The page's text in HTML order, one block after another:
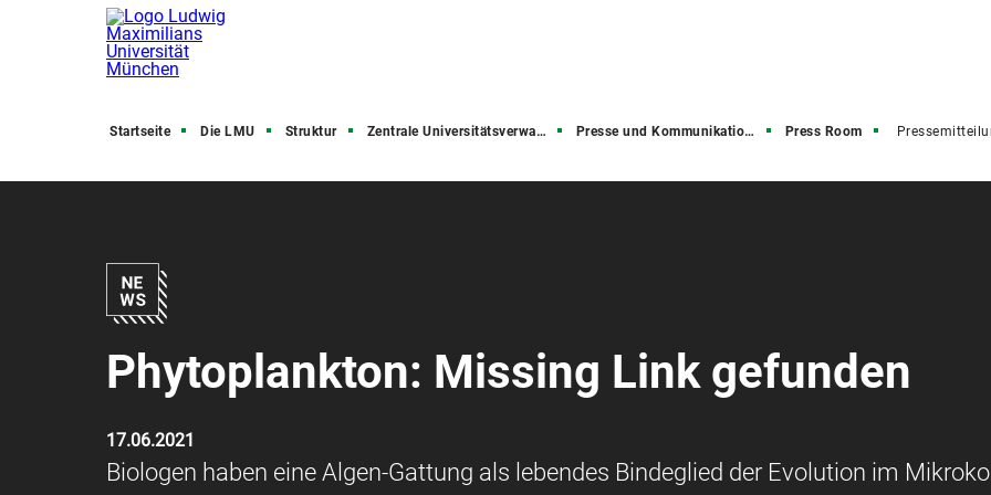
Startseite Die LMU Struktur Zentrale Universitätsverwaltung Presse und Kommunikation (PuK) Press Room
Phytoplankton: Missing Link gefunden
17.06.2021
Biologen haben eine Algen-Gattung als lebendes Bindeglied der Evolution im